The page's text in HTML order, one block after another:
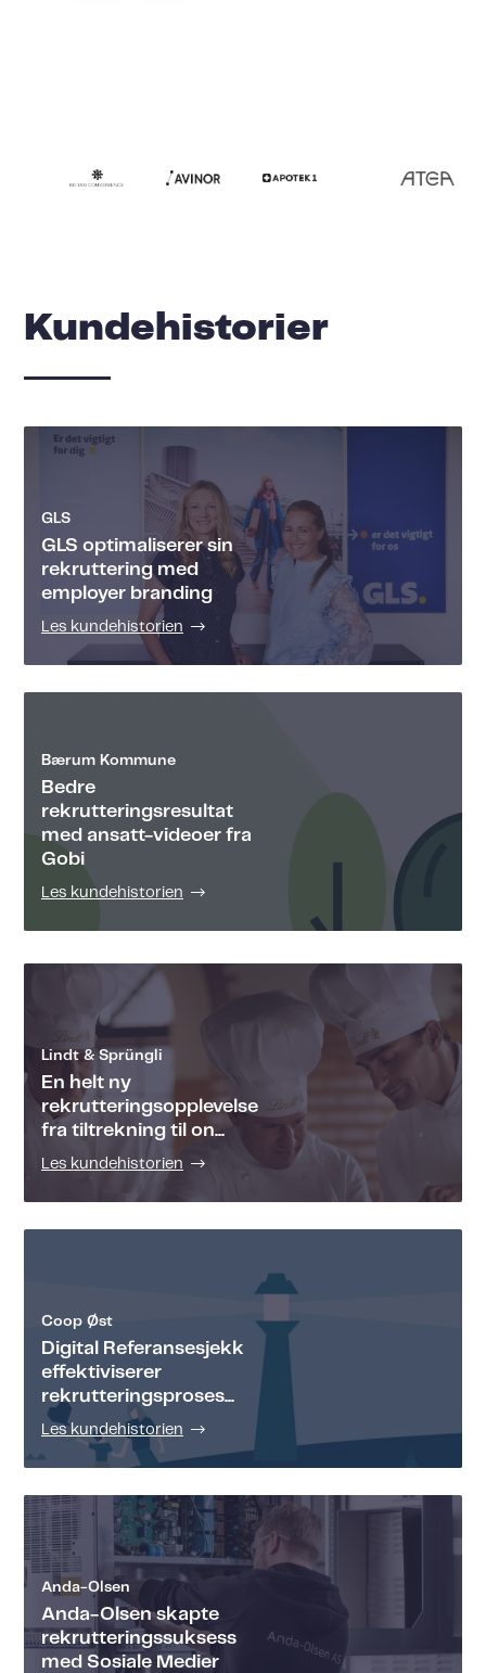
Kundehistorier
GLS
GLS optimaliserer sin
rekruttering med
employer branding
Les kundehistorien
Bærum Kommune
Bedre
rekrutteringsresultat
med ansatt-videoer fra
Gobi
Les kundehistorien
Lindt & Sprüngli
En helt ny
rekrutteringsopplevelse
fra tiltrekning til on...
Les kundehistorien
Coop Øst
Digital Referansesjekk
effektiviserer
rekrutteringsproses...
Les kundehistorien
Anda-Olsen
Anda-Olsen skapte
rekrutteringssuksess
med Sosiale Medier